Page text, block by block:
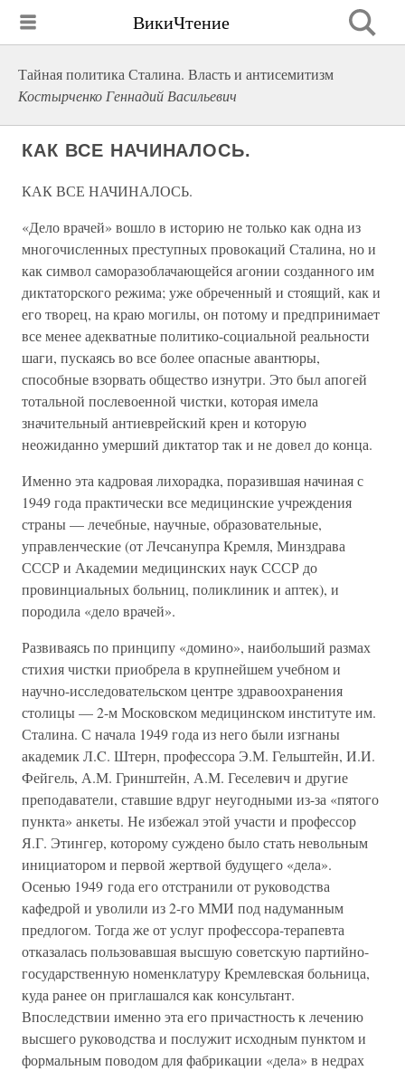
ВикиЧтение
Тайная политика Сталина. Власть и антисемитизм
Костырченко Геннадий Васильевич
КАК ВСЕ НАЧИНАЛОСЬ.
КАК ВСЕ НАЧИНАЛОСЬ.
«Дело врачей» вошло в историю не только как одна из
многочисленных преступных провокаций Сталина, но и
как символ саморазоблачающейся агонии созданного им
диктаторского режима; уже обреченный и стоящий, как и
его творец, на краю могилы, он потому и предпринимает
все менее адекватные политико-социальной реальности
шаги, пускаясь во все более опасные авантюры,
способные взорвать общество изнутри. Это был апогей
тотальной послевоенной чистки, которая имела
значительный антиеврейский крен и которую
неожиданно умерший диктатор так и не довел до конца.
Именно эта кадровая лихорадка, поразившая начиная с
1949 года практически все медицинские учреждения
страны — лечебные, научные, образовательные,
управленческие (от Лечсанупра Кремля, Минздрава
СССР и Академии медицинских наук СССР до
провинциальных больниц, поликлиник и аптек), и
породила «дело врачей».
Развиваясь по принципу «домино», наибольший размах
стихия чистки приобрела в крупнейшем учебном и
научно-исследовательском центре здравоохранения
столицы — 2-м Московском медицинском институте им.
Сталина. С начала 1949 года из него были изгнаны
академик Л.C. Штерн, профессора Э.М. Гельштейн, И.И.
Фейгель, А.М. Гринштейн, А.М. Геселевич и другие
преподаватели, ставшие вдруг неугодными из-за «пятого
пункта» анкеты. Не избежал этой участи и профессор
Я.Г. Этингер, которому суждено было стать невольным
инициатором и первой жертвой будущего «дела».
Осенью 1949 года его отстранили от руководства
кафедрой и уволили из 2-го ММИ под надуманным
предлогом. Тогда же от услуг профессора-терапевта
отказалась пользовавшая высшую советскую партийно-
государственную номенклатуру Кремлевская больница,
куда ранее он приглашался как консультант.
Впоследствии именно эта его причастность к лечению
высшего руководства и послужит исходным пунктом и
формальным поводом для фабрикации «дела» в недрах